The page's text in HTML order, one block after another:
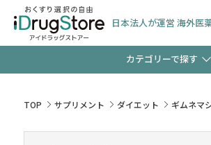
日本法人が運営 海外医
カテゴリーで探す
【
TOP サプリメント ダイエット ギムネマ